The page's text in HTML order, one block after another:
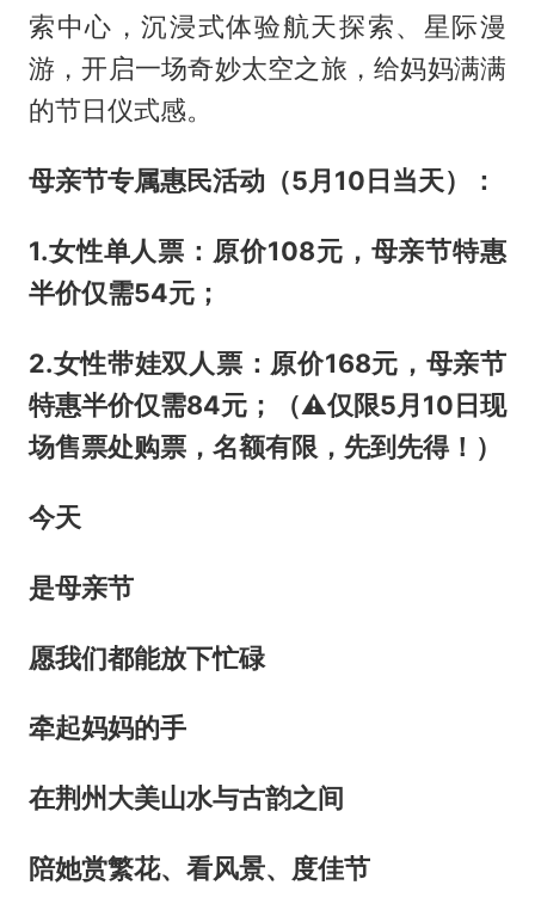
索中心，沉浸式体验航天探索、星际漫
游，开启一场奇妙太空之旅，给妈妈满满
的节日仪式感。
母亲节专属惠民活动（5月10日当天）：
1.女性单人票：原价108元，母亲节特惠
半价仅需54元；
2.女性带娃双人票：原价168元，母亲节
特惠半价仅需84元；（⚠️仅限5月10日现
场售票处购票，名额有限，先到先得！）
今天
是母亲节
愿我们都能放下忙碌
牵起妈妈的手
在荆州大美山水与古韵之间
陪她赏繁花、看风景、度佳节